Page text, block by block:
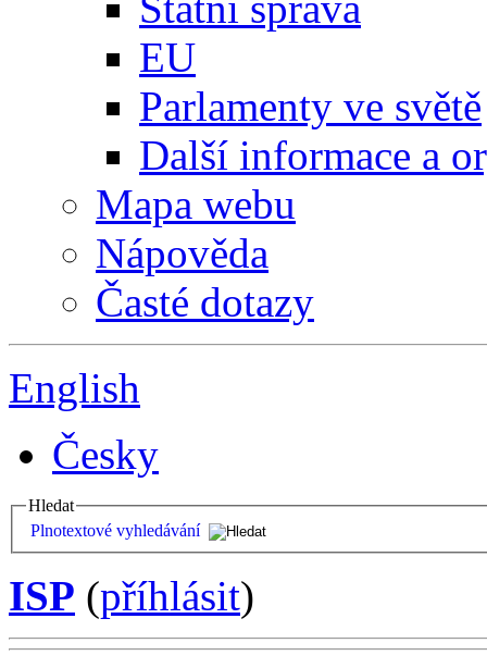
EU
Parlamenty ve světě
Další informace a
Mapa webu
Nápověda
Časté dotazy
English
Česky
Hledat
Plnotextové vyhledávání
ISP (příhlásit)